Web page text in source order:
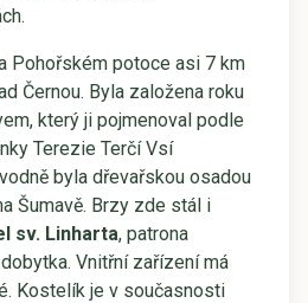
Pohořském potoce asi 7 km
Černou. Byla založena roku
který ji pojmenoval podle
Terezie Terčí Vsí
byla dřevařskou osadou
Šumavě. Brzy zde stál i
sv. Linharta, patrona
Vnitřní zařízení má
Kostelík je v současnosti